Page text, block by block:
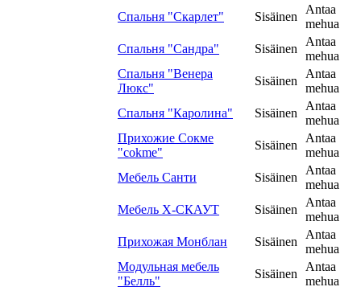
Спальня "Скарлет"
Sisäinen
Antaa
mehua
Спальня "Сандра"
Sisäinen
Antaa
mehua
Спальня "Венера
Люкс"
Sisäinen
Antaa
mehua
Спальня "Каролина"
Sisäinen
Antaa
mehua
Прихожие Сокме
"cokme"
Sisäinen
Antaa
mehua
Мебель Санти
Sisäinen
Antaa
mehua
Мебель Х-СКАУТ
Sisäinen
Antaa
mehua
Прихожая Монблан
Sisäinen
Antaa
mehua
Модульная мебель
"Белль"
Sisäinen
Antaa
mehua